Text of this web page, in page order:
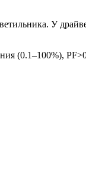
У
(0.1–100%),